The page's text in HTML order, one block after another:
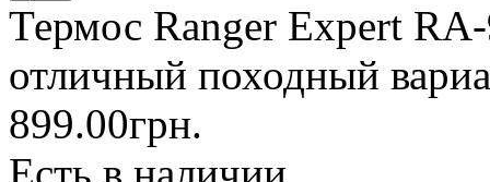
Термос Ranger Expert
отличный походный
899.00грн.
Есть в наличии